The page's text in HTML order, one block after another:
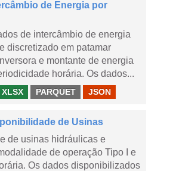
de Energia por
de intercâmbio de energia
discretizado em patamar
e montante de energia
horária. Os dados...
XLSX PARQUET JSON
de Usinas
de usinas hidráulicas e
de operação Tipo I e
Os dados disponibilizados